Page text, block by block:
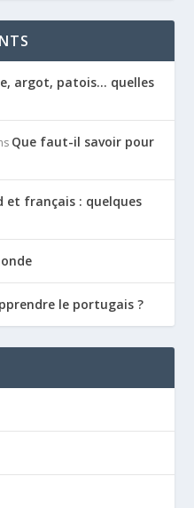
argot, patois… quelles
Que faut-il savoir pour
et français : quelques
le portugais ?